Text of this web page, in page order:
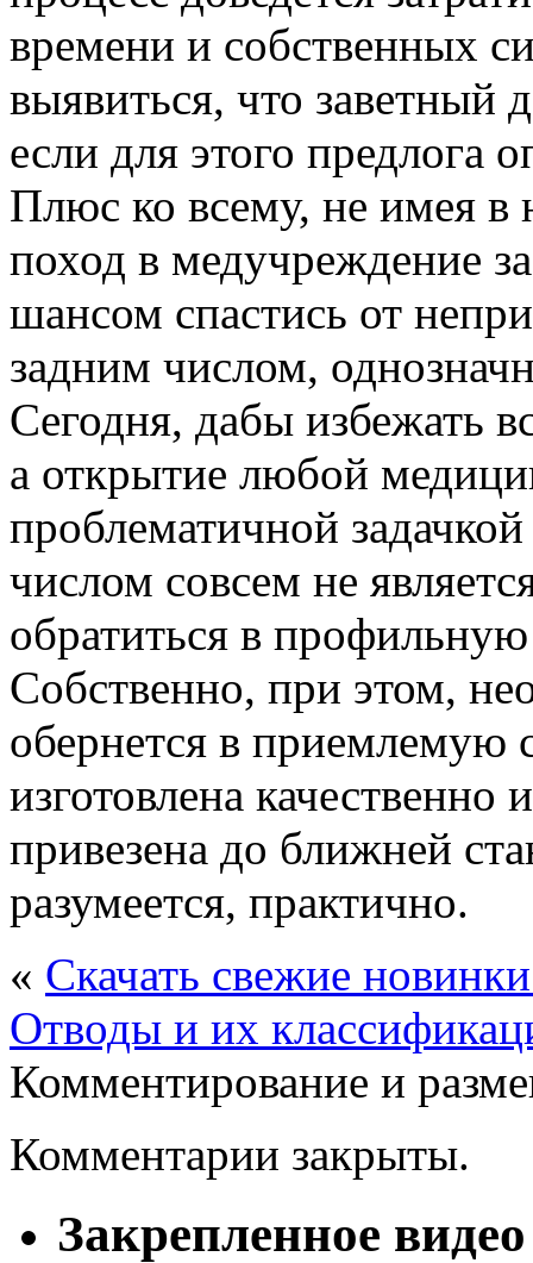
времени и собственных
выявиться, что
если для этого предлога
Плюс ко всему, не имея в
поход в медучреждение
шансом спастись от
задним числом,
Сегодня, дабы избежать
а открытие любой
проблематичной
числом совсем не
обратиться в
Собственно, при этом,
обернется в приемлемую
изготовлена
привезена до ближней
разумеется, практично.
« Скачать свежие
Отводы и их
Комментирование и
Комментарии закрыты.
Закрепленное видео